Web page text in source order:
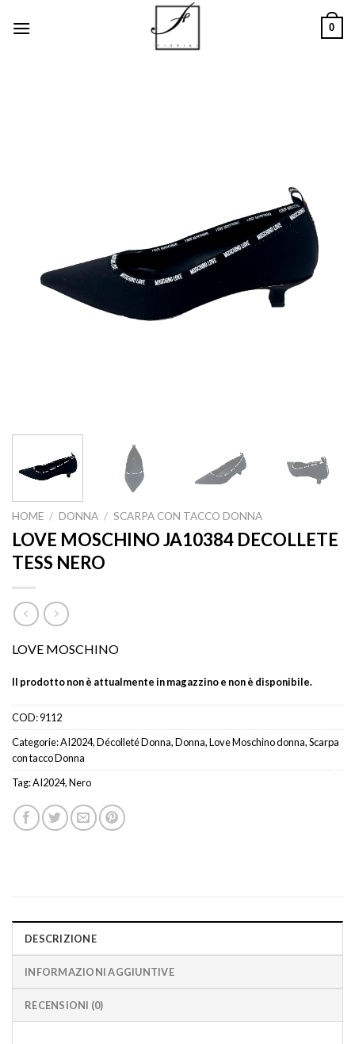
0
HOME / DONNA / SCARPA CON TACCO DONNA
LOVE MOSCHINO JA10384 DECOLLETE
TESS NERO
LOVE MOSCHINO
Il prodotto non è attualmente in magazzino e non è disponibile.
COD:9112
Categorie:AI2024,Décolleté Donna,Donna,Love Moschino donna,Scarpa
con tacco Donna
Tag:AI2024,Nero
DESCRIZIONE
INFORMAZIONI AGGIUNTIVE
RECENSIONI (0)